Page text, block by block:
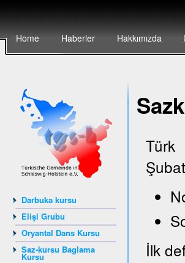
Home Haberler Hakkımızda
Darbuka kursu
Elişi Grubu
Oryantal Dans Kursu
Saz-kursu Baglama
Kursu
Türk
İlk